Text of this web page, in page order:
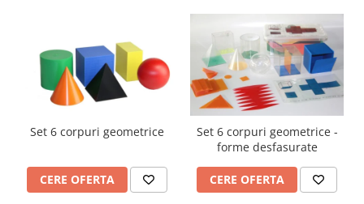
Tehnologie Educationala
Ochelari VR
Kit Robotic Educational
Software Educational
Mobilier Cresa si Gradinita
Mese gradinita
Set 6 corpuri geometrice
CERE OFERTA
Set 6 corpuri geometrice -
forme desfasurate
CERE OFERTA